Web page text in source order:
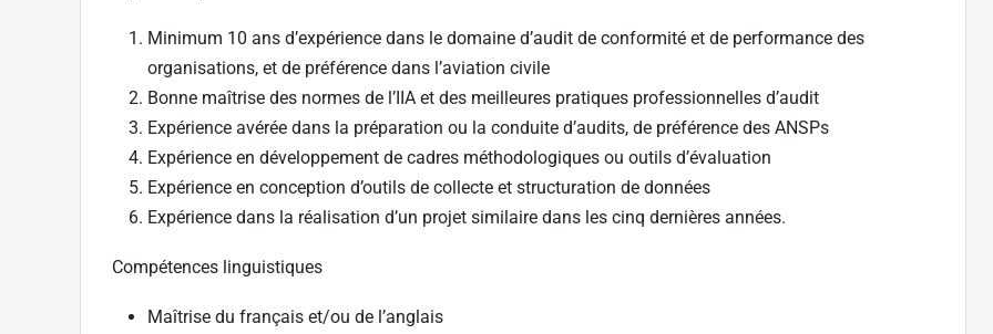
Minimum 10 ans d’expérience dans le domaine d’audit de conformité et de performance des
organisations, et de préférence dans l’aviation civile
Bonne maîtrise des normes de l’IIA et des meilleures pratiques professionnelles d’audit
Expérience avérée dans la préparation ou la conduite d’audits, de préférence des ANSPs
Expérience en développement de cadres méthodologiques ou outils d’évaluation
Expérience en conception d’outils de collecte et structuration de données
Expérience dans la réalisation d’un projet similaire dans les cinq dernières années.
Compétences linguistiques
Maîtrise du français et/ou de l’anglais